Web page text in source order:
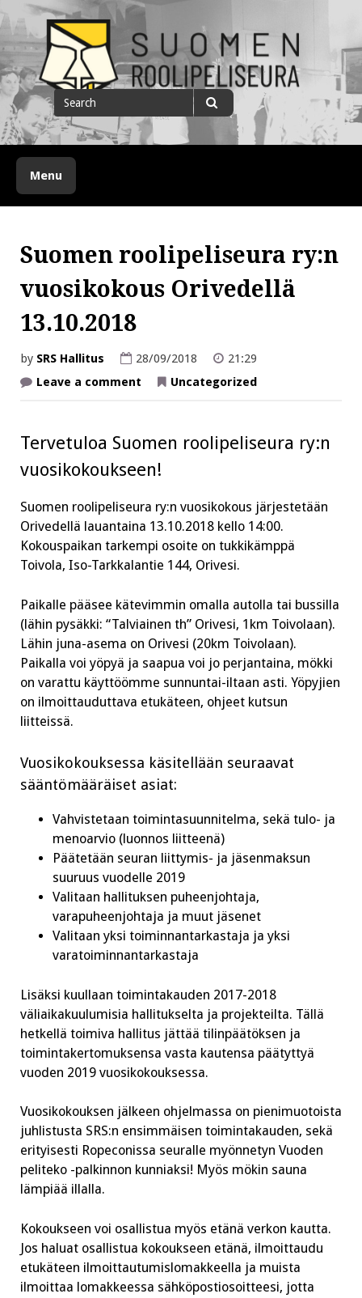
to
content
Suomen roolipeliseura
Search
for
Search
Menu
Suomen roolipeliseura ry:n
vuosikokous Orivedellä
13.10.2018
by SRS Hallitus 28/09/2018
21:29
Leave a comment
Orivedellä
13.10.2018
Uncategorized
Tervetuloa Suomen roolipeliseura ry:n
vuosikokoukseen!
Suomen roolipeliseura ry:n vuosikokous järjestetään
Orivedellä lauantaina 13.10.2018 kello 14:00.
Kokouspaikan tarkempi osoite on tukkikämppä
Toivola, Iso-Tarkkalantie 144, Orivesi.
Paikalle pääsee kätevimmin omalla autolla tai bussilla
(lähin pysäkki: “Talviainen th” Orivesi, 1km Toivolaan).
Lähin juna-asema on Orivesi (20km Toivolaan).
Paikalla voi yöpyä ja saapua voi jo perjantaina, mökki
on varattu käyttöömme sunnuntai-iltaan asti. Yöpyjien
on ilmoittauduttava etukäteen, ohjeet kutsun
liitteissä.
Vuosikokouksessa käsitellään seuraavat
sääntömääräiset asiat:
Vahvistetaan toimintasuunnitelma, sekä tulo- ja
menoarvio (luonnos liitteenä)
Päätetään seuran liittymis- ja jäsenmaksun
suuruus vuodelle 2019
Valitaan hallituksen puheenjohtaja,
varapuheenjohtaja ja muut jäsenet
Valitaan yksi toiminnantarkastaja ja yksi
varatoiminnantarkastaja
Lisäksi kuullaan toimintakauden 2017-2018
väliaikakuulumisia hallitukselta ja projekteilta. Tällä
hetkellä toimiva hallitus jättää tilinpäätöksen ja
toimintakertomuksensa vasta kautensa päätyttyä
vuoden 2019 vuosikokouksessa.
Vuosikokouksen jälkeen ohjelmassa on pienimuotoista
juhlistusta SRS:n ensimmäisen toimintakauden, sekä
erityisesti Ropeconissa seuralle myönnetyn Vuoden
peliteko -palkinnon kunniaksi! Myös mökin sauna
lämpiää illalla.
Kokoukseen voi osallistua myös etänä verkon kautta.
Jos haluat osallistua kokoukseen etänä, ilmoittaudu
etukäteen ilmoittautumislomakkeella ja muista
ilmoittaa lomakkeessa sähköpostiosoitteesi, jotta